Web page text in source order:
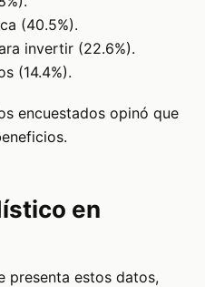
(40.5%).
invertir (22.6%).
(14.4%).
encuestados opinó que
en
presenta estos datos,